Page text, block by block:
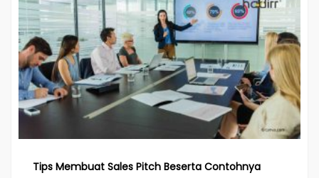
Tips Membuat Sales Pitch Beserta Contohnya